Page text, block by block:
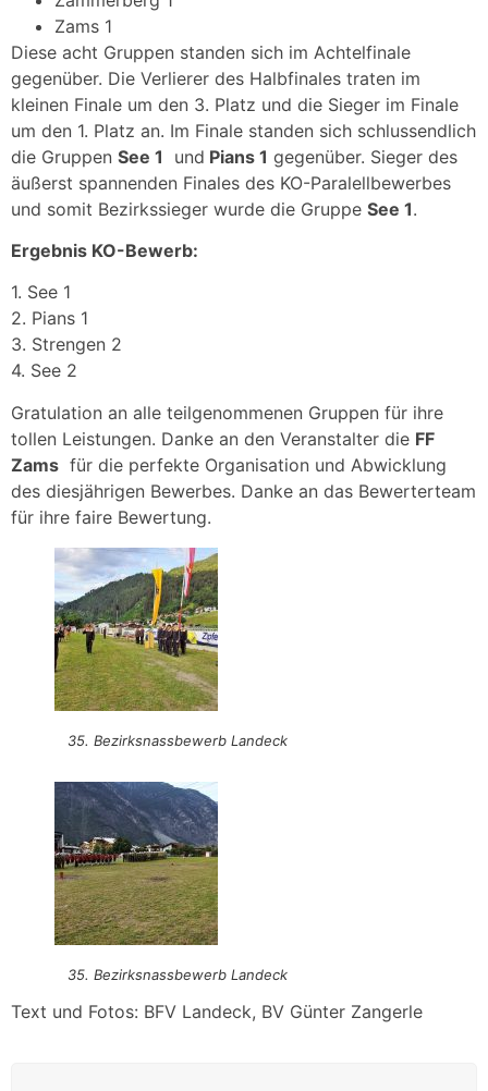
Zams 1
Diese acht Gruppen standen sich im Achtelfinale
gegenüber. Die Verlierer des Halbfinales traten im
kleinen Finale um den 3. Platz und die Sieger im Finale
um den 1. Platz an. Im Finale standen sich schlussendlich
die Gruppen See 1 und Pians 1 gegenüber. Sieger des
äußerst spannenden Finales des KO-Paralellbewerbes
und somit Bezirkssieger wurde die Gruppe See 1.
Ergebnis KO-Bewerb:
1. See 1
2. Pians 1
3. Strengen 2
4. See 2
Gratulation an alle teilgenommenen Gruppen für ihre
tollen Leistungen. Danke an den Veranstalter die FF
Zams für die perfekte Organisation und Abwicklung
des diesjährigen Bewerbes. Danke an das Bewerterteam
für ihre faire Bewertung.
35. Bezirksnassbewerb Landeck
35. Bezirksnassbewerb Landeck
Text und Fotos: BFV Landeck, BV Günter Zangerle